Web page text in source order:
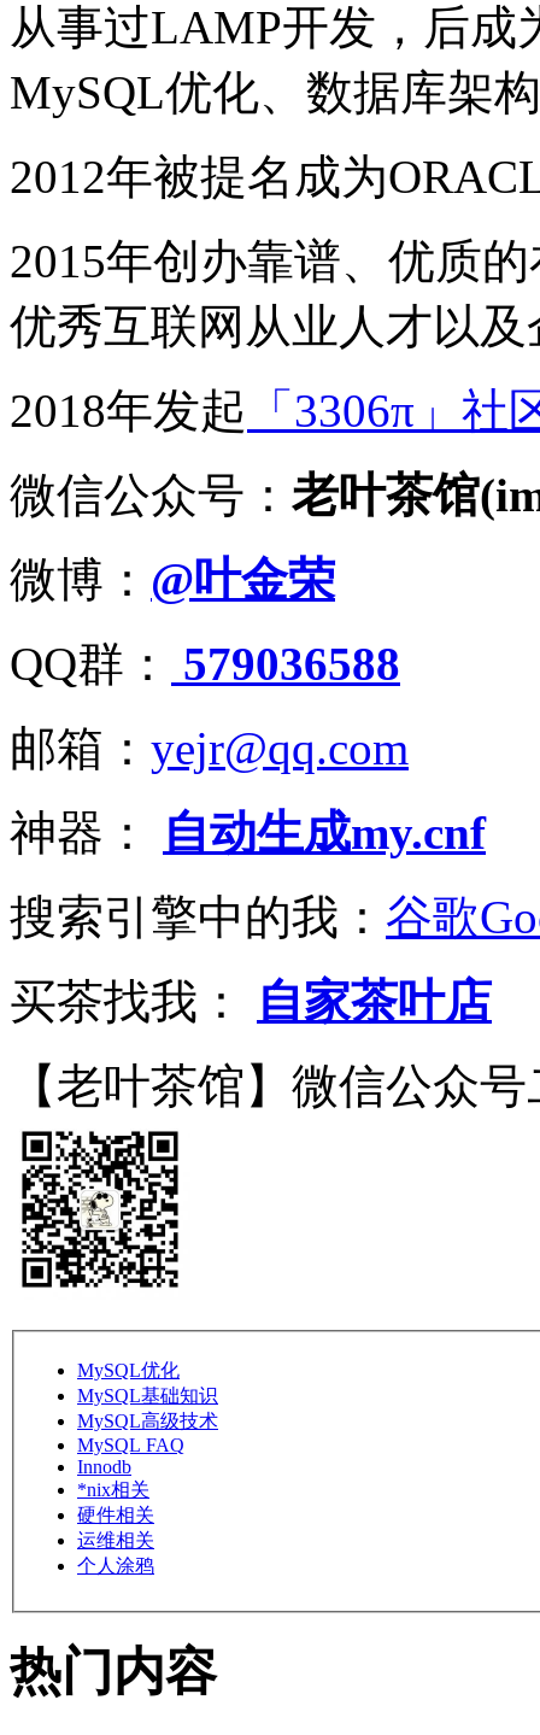
从事过LAMP开发，后成
MySQL优化、数据库架
2012年被提名成为
2015年创办靠谱、优质
优秀互联网从业人才以
2018年发起 「3306π」社
微信公众号： 老叶茶馆
微博： @叶金荣
QQ群：
579036588
邮箱： yejr@qq.com
神器：
自动生成my.cnf
搜索引擎中的我： 谷歌
买茶找我：
自家茶叶店
【老叶茶馆】微信公众
MySQL优化
MySQL基础知识
MySQL高级技术
MySQL FAQ
Innodb
*nix相关
硬件相关
运维相关
个人涂鸦
热门内容